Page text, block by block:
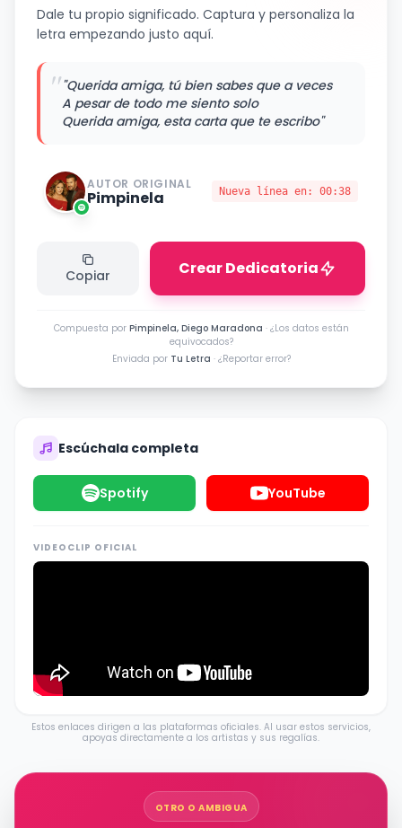
Dale tu propio significado. Captura y personaliza la
letra empezando justo aquí.
""Querida amiga, tú bien sabes que a veces
A pesar de todo me siento solo
Querida amiga, esta carta que te escribo"
AUTOR ORIGINAL
Pimpinela Nueva línea en: 00:38
Copiar Crear Dedicatoria
Compuesta por Pimpinela, Diego Maradona · ¿Los datos están
equivocados?
Enviada por Tu Letra · ¿Reportar error?
Escúchala completa
Spotify YouTube
VIDEOCLIP OFICIAL
Estos enlaces dirigen a las plataformas oficiales. Al usar estos servicios,
apoyas directamente a los artistas y sus regalías.
OTRO O AMBIGUA